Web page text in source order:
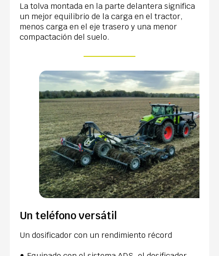
La tolva montada en la parte delantera significa
un mejor equilibrio de la carga en el tractor,
menos carga en el eje trasero y una menor
compactación del suelo.
Un teléfono versátil
Un dosificador con un rendimiento récord